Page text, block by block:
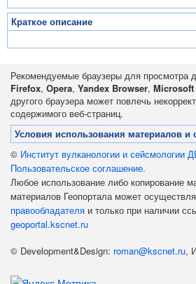
Краткое описание
Рекомендуемые браузеры для просмотра
Firefox, Opera, Yandex Browser, Microsoft
другого браузера может повлечь
содержимого веб-страниц.
Условия использования материалов и
© Институт вулканологии и сейсмологии
Пользовательское соглашение.
Любое использование либо копирование
материалов Геопортала может
правообладателя и только при наличии
geoportal.kscnet.ru
© Development&Design: roman@kscnet.ru,